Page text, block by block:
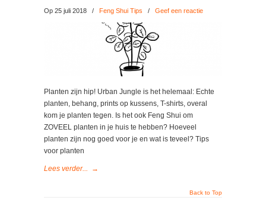
Op 25 juli 2018 / Feng Shui Tips / Geef een reactie
Planten zijn hip! Urban Jungle is het helemaal: Echte
planten, behang, prints op kussens, T-shirts, overal
kom je planten tegen. Is het ook Feng Shui om
ZOVEEL planten in je huis te hebben? Hoeveel
planten zijn nog goed voor je en wat is teveel? Tips
voor planten
Lees verder... →
Back to Top